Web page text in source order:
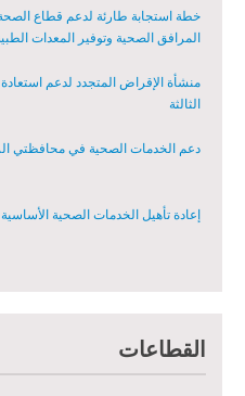
منشأة الإقراض المتجدد لدعم
الثالثة
دعم الخدمات الصحية في محافظتي
إعادة تأهيل الخدمات الصحية
إعادة تأهيل المنازل لعيش آمن وكريم
مبادرة متعددة القطاعات لإعادة
القطاعات